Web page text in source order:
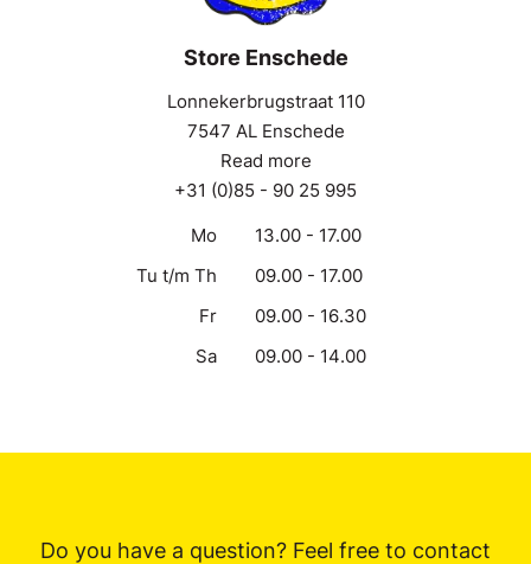
Store Enschede
Lonnekerbrugstraat 110
7547 AL Enschede
Read more
+31 (0)85 - 90 25 995
Mo
13.00 - 17.00
Tu t/m Th
09.00 - 17.00
Fr
09.00 - 16.30
Sa
09.00 - 14.00
Do you have a question? Feel free to contact